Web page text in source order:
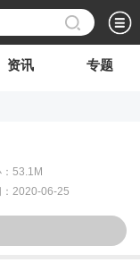
资讯 专题
53.1M
：2020-06-25